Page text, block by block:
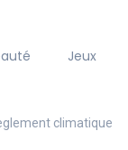
Jeux
climatique